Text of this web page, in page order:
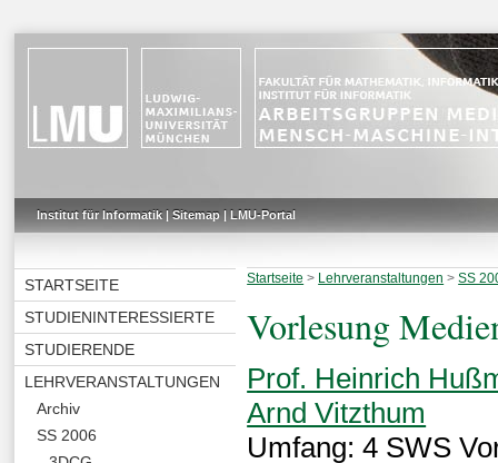
Institut für Informatik| Sitemap| LMU-Portal
STARTSEITE
STUDIENINTERESSIERTE
STUDIERENDE
LEHRVERANSTALTUNGEN
Archiv
SS 2006
Startseite > Lehrveranstaltungen >SS
Vorlesung
Prof. Heinrich
Arnd Vitzthum
Umfang: 4 SWS